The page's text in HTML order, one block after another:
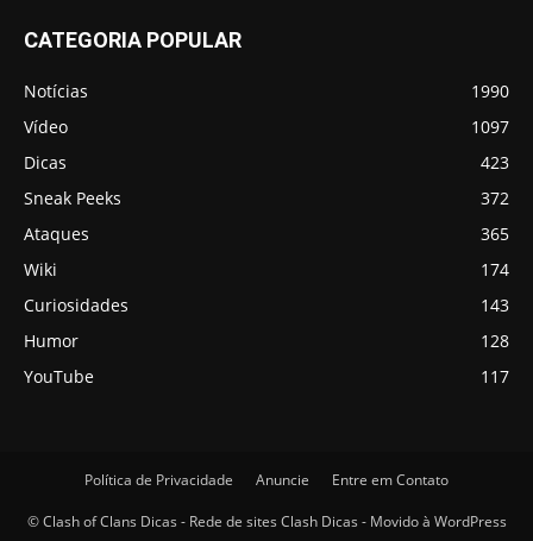
CATEGORIA POPULAR
Notícias
1990
Vídeo
1097
Dicas
423
Sneak Peeks
372
Ataques
365
Wiki
174
Curiosidades
143
Humor
128
YouTube
117
Política de Privacidade Anuncie Entre em Contato
© Clash of Clans Dicas - Rede de sites Clash Dicas - Movido à WordPress